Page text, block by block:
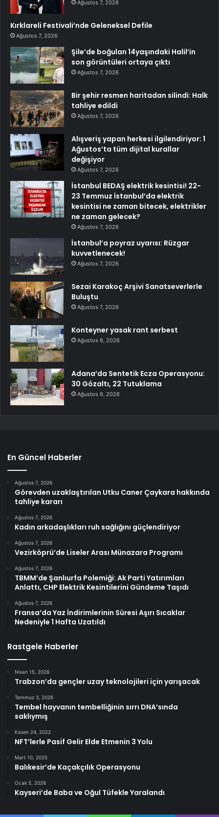
Ağustos 7, 2026
Kırklareli Festivali’nde Geleneksel Defile
Ağustos 7, 2026
Şile’de boğulan 14yaşındaki Halil’in
son görüntüleri ortaya çıktı
Ağustos 7, 2026
Bir şehir resmen haritadan silindi: Halk
tahliye edildi
Ağustos 7, 2026
Alışveriş yapan herkesi ilgilendiriyor: 1
Ağustos’ta tüm dijital kurallar
değişiyor
Ağustos 7, 2026
İstanbul BEDAŞ elektrik kesintisi! 22-
23 Temmuz İstanbul’da elektrik
kesintisi ne zaman bitecek, elektrikler
ne zaman gelecek?
Ağustos 7, 2026
İstanbul’a poyraz uyarısı: Rüzgar
kuvvetlenecek!
Ağustos 7, 2026
Sezai Karakoç Arşivi Sanatseverlerle
Buluştu
Ağustos 7, 2026
Konteyner yasak rant serbest
Ağustos 6, 2026
Adana’da Sentetik Ecza Operasyonu:
30 Gözaltı, 22 Tutuklama
Ağustos 6, 2026
En Güncel Haberler
Ağustos 7, 2026
Görevden uzaklaştırılan Utku Caner Çaykara hakkında
tahliye kararı
Ağustos 7, 2026
Kadın arkadaşlıkları ruh sağlığını güçlendiriyor
Ağustos 7, 2026
Vezirköprü’de Liseler Arası Münazara Programı
Ağustos 7, 2026
TBMM’de Şanlıurfa Polemiği: Ak Parti Yatırımları
Anlattı, CHP Elektrik Kesintilerini Gündeme Taşıdı
Ağustos 7, 2026
Fransa’da Yaz İndirimlerinin Süresi Aşırı Sıcaklar
Nedeniyle 1 Hafta Uzatıldı
Rastgele Haberler
Nisan 15, 2026
Trabzon’da gençler uzay teknolojileri için yarışacak
Temmuz 3, 2026
Tembel hayvanın tembelliğinin sırrı DNA’sında
saklıymış
Kasım 24, 2022
NFT’lerle Pasif Gelir Elde Etmenin 3 Yolu
Mart 10, 2025
Balıkesir’de Kaçakçılık Operasyonu
Ocak 5, 2026
Kayseri’de Baba ve Oğul Tüfekle Yaralandı